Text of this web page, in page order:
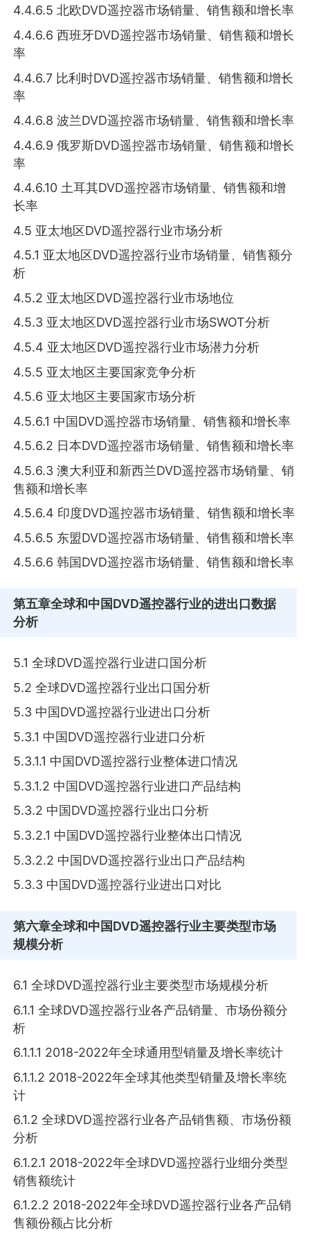
4.4.6.5 北欧DVD遥控器市场销量、销售额和增长率
4.4.6.6 西班牙DVD遥控器市场销量、销售额和增长
率
4.4.6.7 比利时DVD遥控器市场销量、销售额和增长
率
4.4.6.8 波兰DVD遥控器市场销量、销售额和增长率
4.4.6.9 俄罗斯DVD遥控器市场销量、销售额和增长
率
4.4.6.10 土耳其DVD遥控器市场销量、销售额和增
长率
4.5 亚太地区DVD遥控器行业市场分析
4.5.1 亚太地区DVD遥控器行业市场销量、销售额分
析
4.5.2 亚太地区DVD遥控器行业市场地位
4.5.3 亚太地区DVD遥控器行业市场SWOT分析
4.5.4 亚太地区DVD遥控器行业市场潜力分析
4.5.5 亚太地区主要国家竞争分析
4.5.6 亚太地区主要国家市场分析
4.5.6.1 中国DVD遥控器市场销量、销售额和增长率
4.5.6.2 日本DVD遥控器市场销量、销售额和增长率
4.5.6.3 澳大利亚和新西兰DVD遥控器市场销量、销
售额和增长率
4.5.6.4 印度DVD遥控器市场销量、销售额和增长率
4.5.6.5 东盟DVD遥控器市场销量、销售额和增长率
4.5.6.6 韩国DVD遥控器市场销量、销售额和增长率
第五章全球和中国DVD遥控器行业的进出口数据
分析
5.1 全球DVD遥控器行业进口国分析
5.2 全球DVD遥控器行业出口国分析
5.3 中国DVD遥控器行业进出口分析
5.3.1 中国DVD遥控器行业进口分析
5.3.1.1 中国DVD遥控器行业整体进口情况
5.3.1.2 中国DVD遥控器行业进口产品结构
5.3.2 中国DVD遥控器行业出口分析
5.3.2.1 中国DVD遥控器行业整体出口情况
5.3.2.2 中国DVD遥控器行业出口产品结构
5.3.3 中国DVD遥控器行业进出口对比
第六章全球和中国DVD遥控器行业主要类型市场
规模分析
6.1 全球DVD遥控器行业主要类型市场规模分析
6.1.1 全球DVD遥控器行业各产品销量、市场份额分
析
6.1.1.1 2018-2022年全球通用型销量及增长率统计
6.1.1.2 2018-2022年全球其他类型销量及增长率统
计
6.1.2 全球DVD遥控器行业各产品销售额、市场份额
分析
6.1.2.1 2018-2022年全球DVD遥控器行业细分类型
销售额统计
6.1.2.2 2018-2022年全球DVD遥控器行业各产品销
售额份额占比分析